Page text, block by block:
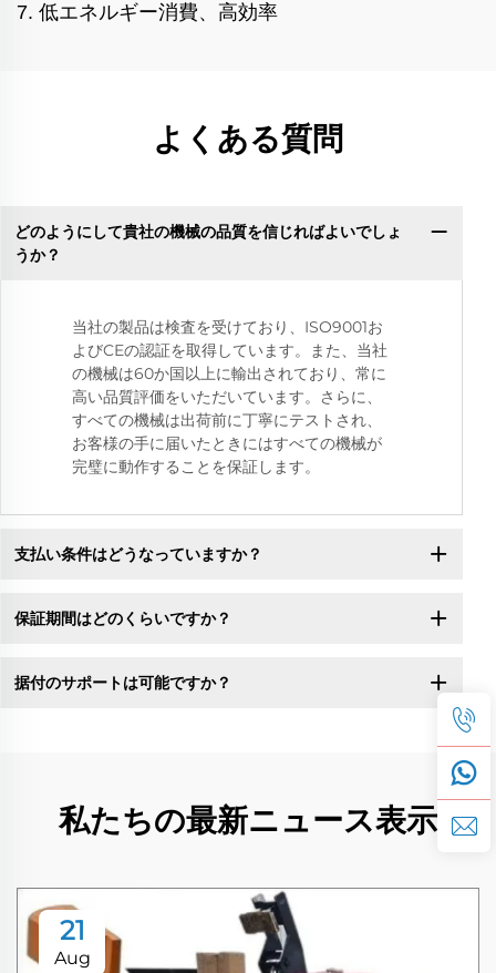
7. 低エネルギー消費、高効率
よくある質問
どのようにして貴社の機械の品質を信じればよいでしょ
うか？
当社の製品は検査を受けており、ISO9001お
よびCEの認証を取得しています。また、当社
の機械は60か国以上に輸出されており、常に
高い品質評価をいただいています。さらに、
すべての機械は出荷前に丁寧にテストされ、
お客様の手に届いたときにはすべての機械が
完璧に動作することを保証します。
支払い条件はどうなっていますか？
保証期間はどのくらいですか？
据付のサポートは可能ですか？
私たちの最新ニュース表示
21
Aug